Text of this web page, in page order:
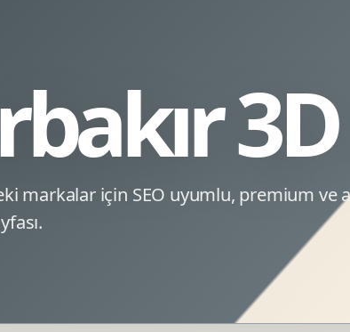
UI Tasarimi
UX Optimizasyonu
Kurumsal Dokuman Tasarimi
Ofis Ici Gorsel Kimlik
Kurumsal Katalog Tasarimi
Ads Reklam Tasarimi Sosyal Medya Kreatif Tasarimi
Reels Kapak Tasarimi
Topluluk Yonetimi
markalar için SEO uyumlu, premium ve